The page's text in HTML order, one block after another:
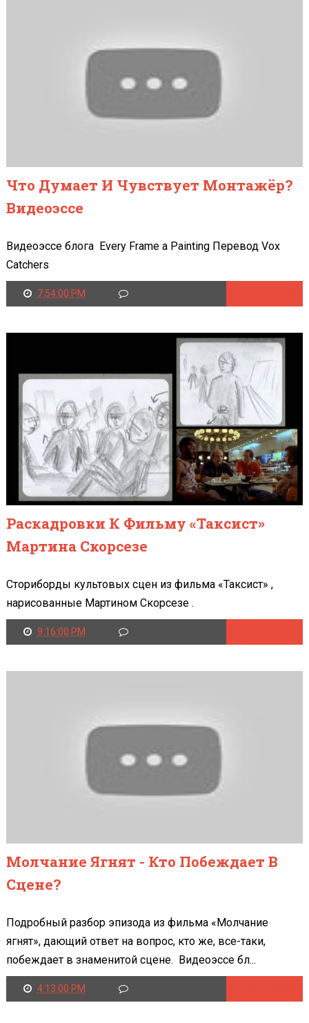
Что Думает И Чувствует Монтажёр?
Видеоэссе
Видеоэссе блога Every Frame a Painting Перевод Vox
Catchers
7:54:00 PM
Раскадровки К Фильму «Таксист»
Мартина Скорсезе
Сториборды культовых сцен из фильма «Таксист» ,
нарисованные Мартином Скорсезе .
9:16:00 PM
Молчание Ягнят - Кто Побеждает В
Сцене?
Подробный разбор эпизода из фильма «Молчание
ягнят», дающий ответ на вопрос, кто же, все-таки,
побеждает в знаменитой сцене. Видеоэссе бл...
4:13:00 PM